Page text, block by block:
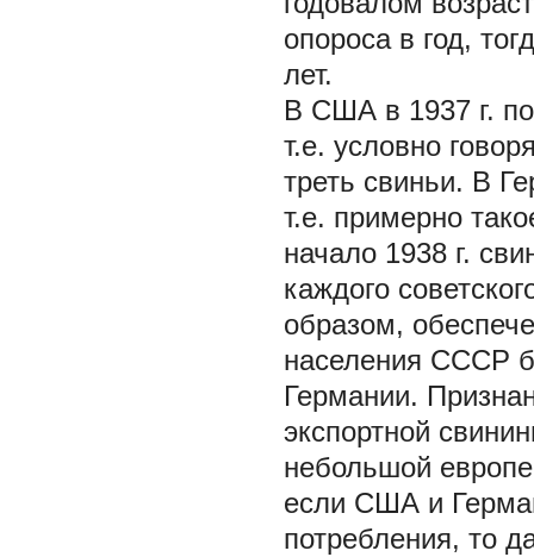
опороса в год,
лет.
В США в 1937 г.
т.е. условно
треть свиньи. В
т.е. примерно
начало 1938 г.
каждого
образом,
населения СССР
Германии.
экспортной
небольшой
если США и
потребления, то